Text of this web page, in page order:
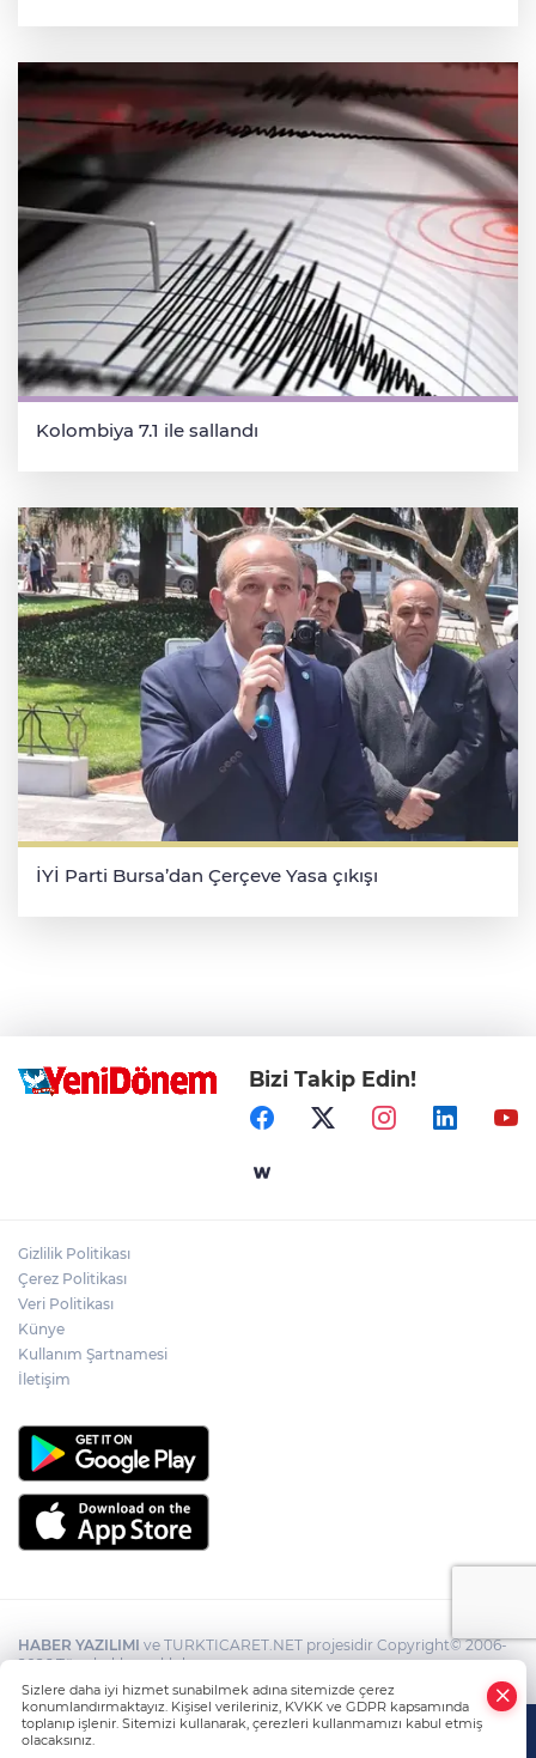
Kolombiya 7.1 ile sallandı
İYİ Parti Bursa’dan Çerçeve Yasa çıkışı
Bizi Takip Edin!
Gizlilik Politikası
Çerez Politikası
Veri Politikası
Künye
Kullanım Şartnamesi
İletişim
HABER YAZILIMI ve TURKTICARET.NET projesidir Copyright© 2006-
2026 Tüm hakları saklıdır.
Sizlere daha iyi hizmet sunabilmek adına sitemizde çerez
konumlandırmaktayız. Kişisel verileriniz, KVKK ve GDPR kapsamında
toplanıp işlenir. Sitemizi kullanarak, çerezleri kullanmamızı kabul etmiş
olacaksınız.